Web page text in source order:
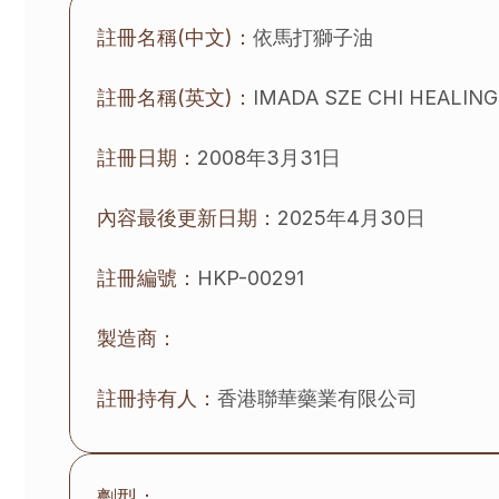
註冊名稱(中文)： 依馬打獅子油
註冊名稱(英文)： IMADA SZE CHI
註冊日期： 2008年3月31日
內容最後更新日期： 2025年4月30日
註冊編號： HKP-00291
製造商：
註冊持有人： 香港聯華藥業有限公司